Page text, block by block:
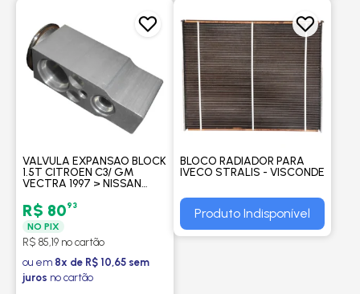
VALVULA EXPANSAO BLOCK
1.5T CITROEN C3/ GM
VECTRA 1997 > NISSAN
RENAULT SCENIC/ SYMBOL
2007 > - PROCOOLER
R$ 8093
NO PIX
R$ 85,19 no cartão
ou em 8x de R$ 10,65 sem
juros no cartão
BLOCO RADIADOR PARA
IVECO STRALIS - VISCONDE
Produto Indisponível